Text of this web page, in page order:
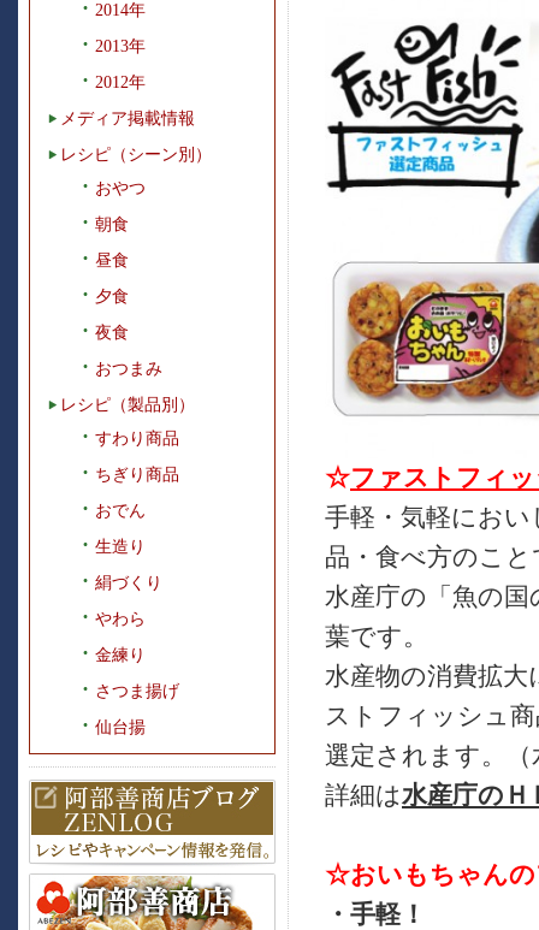
2014年
2013年
2012年
メディア掲載情報
レシピ（シーン別）
おやつ
朝食
昼食
夕食
夜食
おつまみ
レシピ（製品別）
すわり商品
ちぎり商品
おでん
生造り
絹づくり
やわら
金練り
さつま揚げ
仙台揚
☆ファストフィ
手軽・気軽にお
品・食べ方のこと
水産庁の「魚の
葉です。
水産物の消費拡
ストフィッシュ
選定されます。（
詳細は水産庁のＨ
☆おいもちゃんの
・手軽！